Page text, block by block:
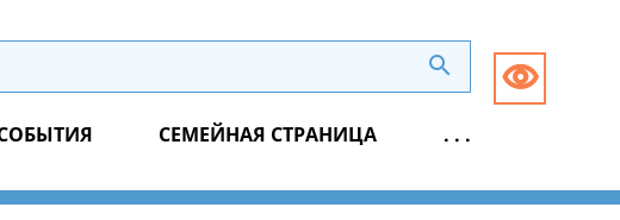
СЕМЕЙНАЯ СТРАНИЦА . . .